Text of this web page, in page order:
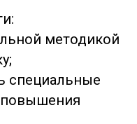
методикой
специальные
повышения